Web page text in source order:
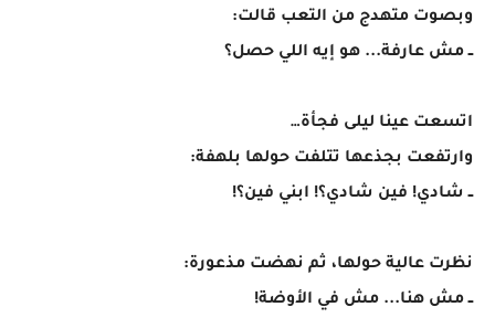
وبصوت متهدج من التعب قالت:
ــ مش عارفة... هو إيه اللي حصل؟
اتسعت عينا ليلى فجأة…
وارتفعت بجذعها تتلفت حولها بلهفة:
ــ شادي! فين شادي؟! ابني فين؟!
نظرت عالية حولها، ثم نهضت مذعورة:
ــ مش هنا... مش في الأوضة!